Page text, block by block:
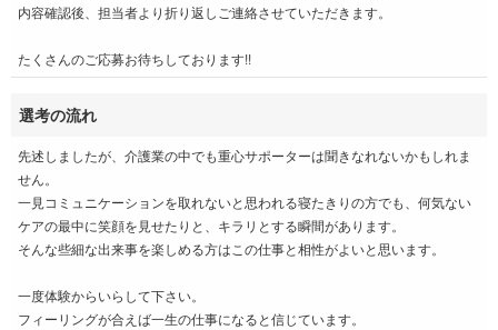
内容確認後、担当者より折り返しご連絡させていただきます。
たくさんのご応募お待ちしております!!
選考の流れ
先述しましたが、介護業の中でも重心サポーターは聞きなれないかもしれま
せん。
一見コミュニケーションを取れないと思われる寝たきりの方でも、何気ない
ケアの最中に笑顔を見せたりと、キラリとする瞬間があります。
そんな些細な出来事を楽しめる方はこの仕事と相性がよいと思います。
一度体験からいらして下さい。
フィーリングが合えば一生の仕事になると信じています。